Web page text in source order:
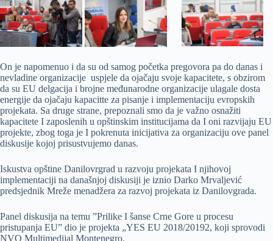
On je napomenuo i da su od samog početka pregovora pa do danas i
nevladine organizacije uspjele da ojačaju svoje kapacitete, s obzirom
da su EU delgacija i brojne međunarodne organizacije ulagale dosta
energije da ojačaju kapacitte za pisanje i implementaciju evropskih
projekata. Sa druge strane, prepoznali smo da je važno osnažiti
kapacitete I zaposlenih u opštinskim institucijama da I oni razvijaju EU
projekte, zbog toga je I pokrenuta inicijativa za organizaciju ove panel
diskusije kojoj prisustvujemo danas.
Iskustva opštine Danilovrgrad u razvoju projekata I njihovoj
implementaciji na današnjoj diskusiji je iznio Darko Mrvaljević
predsjednik Mreže menadžera za razvoj projekata iz Danilovgrada.
Panel diskusija na temu ”Prilike I šanse Crne Gore u procesu
pristupanja EU” dio je projekta „YES EU 2018/20192, koji sprovodi
NVO Multimedijal Montenegro.